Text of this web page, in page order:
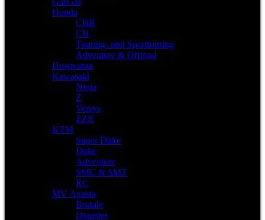
Honda
CBR
CB
Touring- und Sporttouring
Adventure & Offroad
Husqvarna
Kawasaki
Ninja
Z
Versys
ZZR
KTM
Super Duke
Duke
Adventure
SMC & SMT
RC
MV Agusta
Brutale
Dragster